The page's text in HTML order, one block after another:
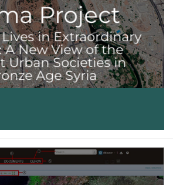
Project
in Extraordinary
A New View of the
Urban Societies in
Age Syria